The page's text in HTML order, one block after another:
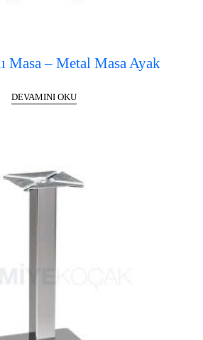
Masa – Metal Masa Ayak
DEVAMINI OKU